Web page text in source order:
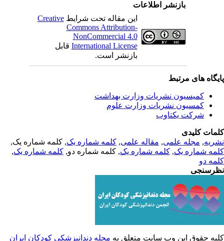
بازنشر اطلاعات
این مقاله تحت شرایطCreative
Commons Attribution-
NonCommercial 4.0
International Licenseقابل
بازنشر است.
های مرتبط
کمیسیون نشریات وزارت بهداشت
کمسیون نشریات وزارت علوم
شرکت یکتاوب
کلیدی
,مجله علمی, مقاله علمی, کلمه شماره یک, کلمه شماره یک,
شماره یک,کلمه شماره یک, کلمه شماره دو,کلمه شماره یک,
دو
حقوق این وب سایت متعلق بهمجله دندانپزشکی کودکان ایران